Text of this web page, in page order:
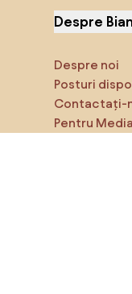
Despre
Despre noi
Posturi
Contactați-
Pentru Media